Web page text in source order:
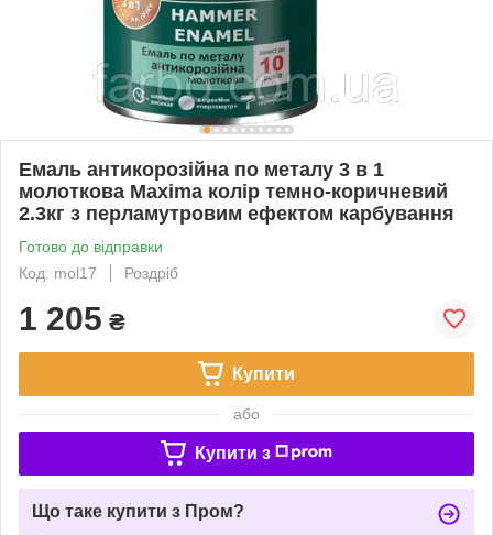
Емаль антикорозійна по металу 3 в 1
молоткова Maxima колір темно-коричневий
2.3кг з перламутровим ефектом карбування
Готово до відправки
Код: mol17
Роздріб
1 205 ₴
Купити
або
Купити з
Що таке купити з Пром?